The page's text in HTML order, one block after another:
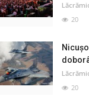
20
20